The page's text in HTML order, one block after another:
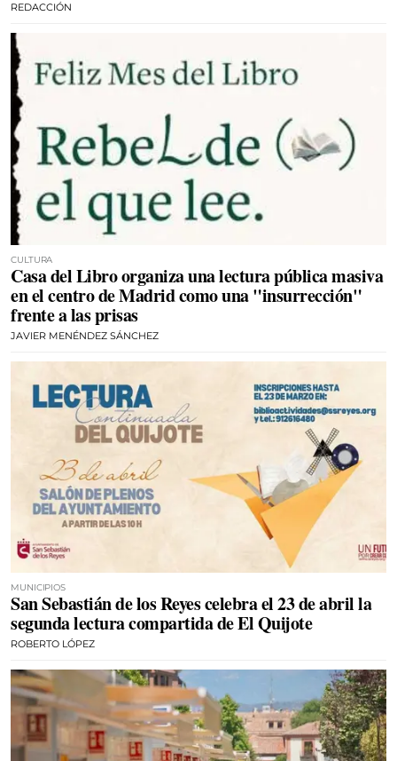
REDACCIÓN
CULTURA
Casa del Libro organiza una lectura pública masiva
en el centro de Madrid como una "insurrección"
frente a las prisas
JAVIER MENÉNDEZ SÁNCHEZ
MUNICIPIOS
San Sebastián de los Reyes celebra el 23 de abril la
segunda lectura compartida de El Quijote
ROBERTO LÓPEZ